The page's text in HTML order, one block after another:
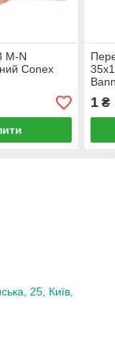
M-N
Conex
1 ₴
25, Київ,